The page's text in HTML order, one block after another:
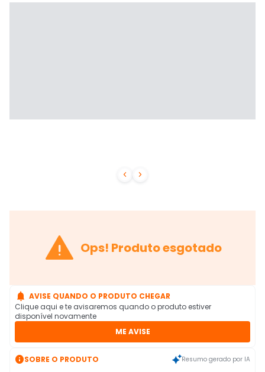
 
 Ops! Produto esgotado
 AVISE QUANDO O PRODUTO CHEGAR
Clique aqui e te avisaremos quando o produto estiver
disponível novamente
ME AVISE
SOBRE O PRODUTO Resumo gerado por IA